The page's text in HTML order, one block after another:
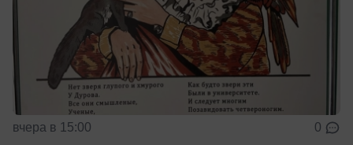
вчера в 15:00 0